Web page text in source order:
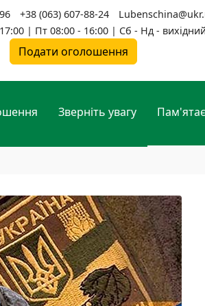
+38 (063) 607-88-24
| Пт 08:00 - 16:00 | Сб - Нд - вихідний
Подати оголошення
Зверніть увагу